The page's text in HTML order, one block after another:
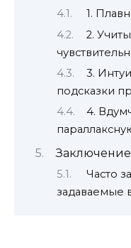
1.
2.
3.
подсказки
4.
Заключение
Часто
задаваемые